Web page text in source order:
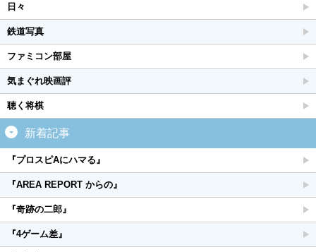
日々
鉄道写真
ファミコン部屋
気まぐれ映画評
聴く将棋
新着記事
『プロスピAにハマる』
『AREA REPORT からの』
『奇跡の二郎』
『4ゲーム差』